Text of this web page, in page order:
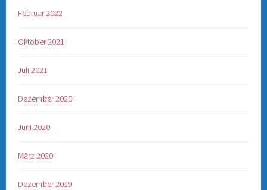
Februar 2022
Oktober 2021
Juli 2021
Dezember 2020
Juni 2020
März 2020
Dezember 2019